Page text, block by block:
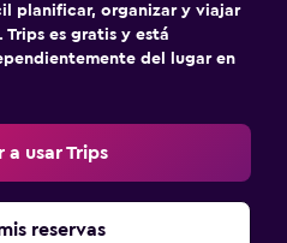
planificar, organizar y viajar
es gratis y está
del lugar en
a usar Trips
reservas